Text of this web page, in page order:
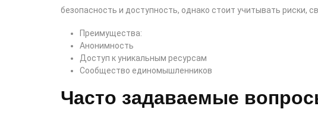
безопасность и доступность, однако стоит учитывать риски,
Преимущества:
Анонимность
Доступ к уникальным ресурсам
Сообщество единомышленников
Часто задаваемые